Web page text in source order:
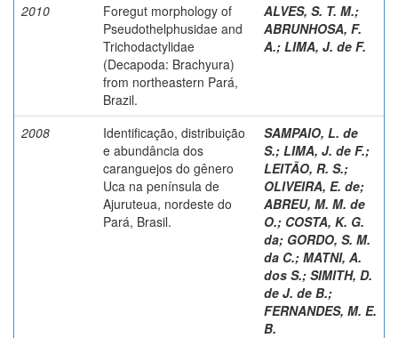
2010
Foregut morphology of
Pseudothelphusidae and
Trichodactylidae
(Decapoda: Brachyura)
from northeastern Pará,
Brazil.
ALVES, S. T. M.;
ABRUNHOSA, F.
A.; LIMA, J. de F.
2008
Identificação, distribuição
e abundância dos
caranguejos do gênero
Uca na península de
Ajuruteua, nordeste do
Pará, Brasil.
SAMPAIO, L. de
S.; LIMA, J. de F.;
LEITÃO, R. S.;
OLIVEIRA, E. de;
ABREU, M. M. de
O.; COSTA, K. G.
da; GORDO, S. M.
da C.; MATNI, A.
dos S.; SIMITH, D.
de J. de B.;
FERNANDES, M. E.
B.